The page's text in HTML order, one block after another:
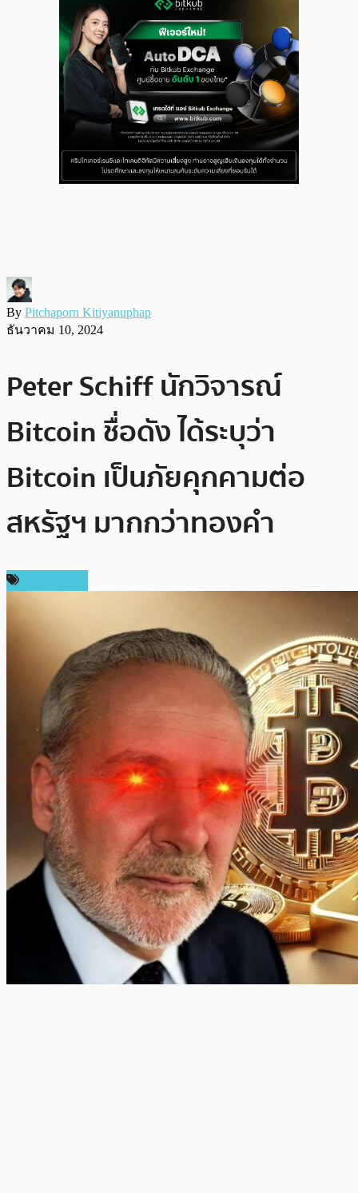
By Pitchaporn Kitiyanuphap
ธันวาคม 10, 2024
Peter Schiff นักวิจารณ์
Bitcoin ชื่อดัง ได้ระบุว่า
Bitcoin เป็นภัยคุกคามต่อ
สหรัฐฯ มากกว่าทองคำ